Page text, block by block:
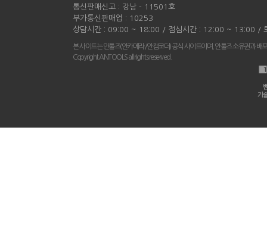
통신판매신고 : 강남 - 11501호
부가통신판매업 : 10253
상담시간 : 09:00 ~ 18:00 / 점심시간 : 12:00 ~ 13:00 /
본 사이트는 안툴즈(안카메라/안캠코더) 공식 사이트이며, 안툴즈 소유권과 배
Copyright ANTOOLS all rights reserved.